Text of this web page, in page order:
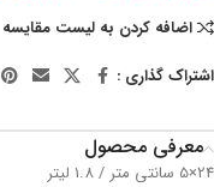
اضافه کردن به لیست مقایسه
اشتراک گذاری :
معرفی محصول
24×5 سانتی متر / 1.8 لیتر